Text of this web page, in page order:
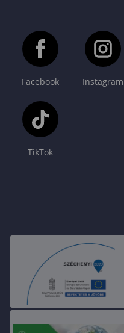
Facebook Instagram
TikTok